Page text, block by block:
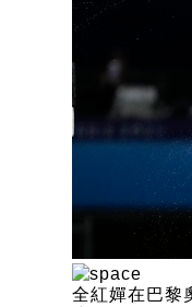
全紅嬋在巴黎